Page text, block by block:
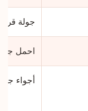
جولة
احمل
أجواء